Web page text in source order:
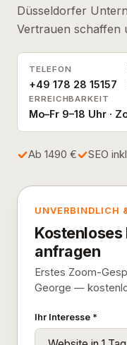
Düsseldorfer
Vertrauen schaffen
TELEFON
+49 178 28 15157
ERREICHBARKEIT
Mo–Fr 9–18 Uhr ·
Ab 1490 € SEO
UNVERBINDLICH
anfragen
Erstes Zoom-
George —
Ihr Interesse *